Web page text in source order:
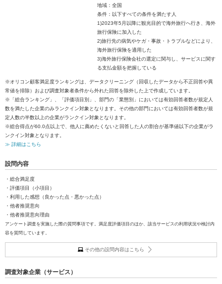
地域：全国
条件：以下すべての条件を満たす人
1)2023年5月以降に観光目的で海外旅行へ行き、海外
旅行保険に加入した
2)旅行先の病気やケガ・事故・トラブルなどにより、
海外旅行保険を適用した
3)海外旅行保険会社の選定に関与し、サービスに関す
る支払金額を把握している
※オリコン顧客満足度ランキングは、データクリーニング（回収したデータから不正回答や異
常値を排除）および調査対象者条件から外れた回答を除外した上で作成しています。
※「総合ランキング」、「評価項目別」、部門の「業態別」においては有効回答者数が規定人
数を満たした企業のみランクイン対象となります。その他の部門においては有効回答者数が規
定人数の半数以上の企業がランクイン対象となります。
※総合得点が60.0点以上で、他人に薦めたくないと回答した人の割合が基準値以下の企業がラ
ンクイン対象となります。
≫ 詳細はこちら
設問内容
・総合満足度
・評価項目（小項目）
・利用した感想（良かった点・悪かった点）
・他者推奨意向
・他者推奨意向理由
アンケート調査を実施した際の質問事項です。満足度評価項目のほか、該当サービスの利用状況や検討内
容を質問しています。
その他の設問内容はこちら
調査対象企業（サービス）